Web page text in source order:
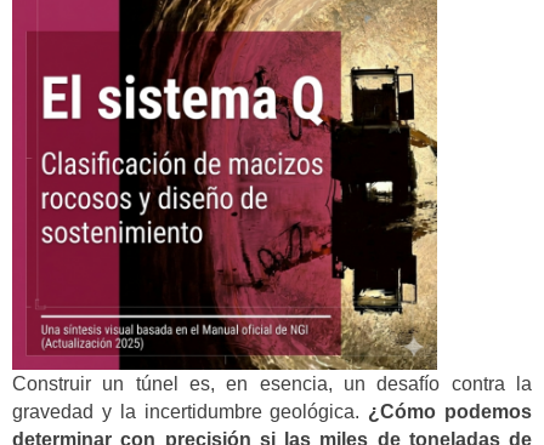
Construir un túnel es, en esencia, un desafío contra la
gravedad y la incertidumbre geológica. ¿Cómo podemos
determinar con precisión si las miles de toneladas de